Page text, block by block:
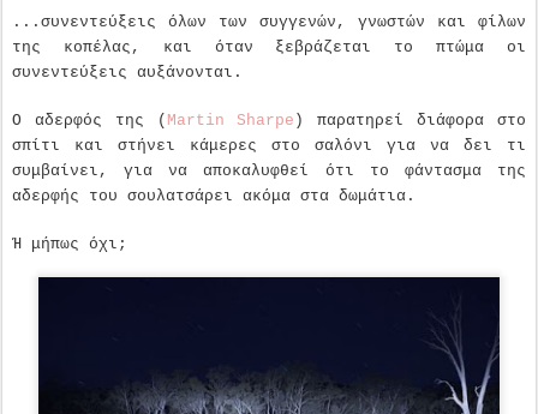
...συνεντεύξεις όλων των συγγενών, γνωστών και φίλων
της κοπέλας, και όταν ξεβράζεται το πτώμα οι
συνεντεύξεις αυξάνονται.
Ο αδερφός της ( Martin Sharpe ) παρατηρεί διάφορα στο
σπίτι και στήνει κάμερες στο σαλόνι για να δει τι
συμβαίνει, για να αποκαλυφθεί ότι το φάντασμα της
αδερφής του σουλατσάρει ακόμα στα δωμάτια.
Ή μήπως όχι;